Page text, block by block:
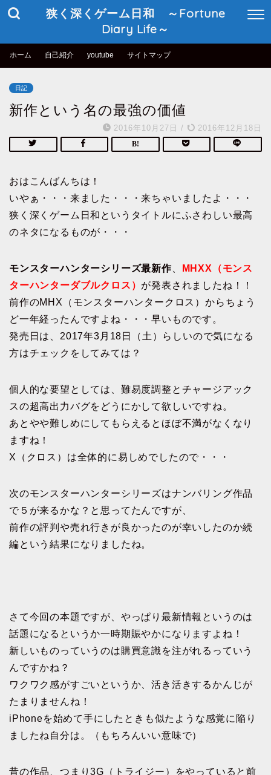
狭く深くゲーム日和 ～Fortune
Diary Life～
ホーム 自己紹介 youtube サイトマップ
日記
新作という名の最強の価値
2016年10月27日 / 2016年12月18日
おはこんばんちは！
いやぁ・・・来ました・・・来ちゃいましたよ・・・
狭く深くゲーム日和というタイトルにふさわしい最高
のネタになるものが・・・
モンスターハンターシリーズ最新作、
MHXX（モンス
ターハンターダブルクロス） が発表されましたね！！
前作のMHX（モンスターハンタークロス）からちょう
ど一年経ったんですよね・・・早いものです。
発売日は、2017年3月18日（土）らしいので気になる
方はチェックをしてみては？
個人的な要望としては、難易度調整とチャージアック
スの超高出力バグをどうにかして欲しいですね。
あとやや難しめにしてもらえるとほぼ不満がなくなり
ますね！
X（クロス）は全体的に易しめでしたので・・・
次のモンスターハンターシリーズはナンバリング作品
で５が来るかな？と思ってたんですが、
前作の評判や売れ行きが良かったのが幸いしたのか続
編という結果になりましたね。
さて今回の本題ですが、やっぱり最新情報というのは
話題になるというか一時期賑やかになりますよね！
新しいものっていうのは購買意識を注がれるっていう
んですかね？
ワクワク感がすごいというか、活き活きするかんじが
たまりませんね！
iPhoneを始めて手にしたときも似たような感覚に陥り
ましたね自分は。（もちろんいい意味で）
昔の作品、つまり3G（トライジー）をやっていると前